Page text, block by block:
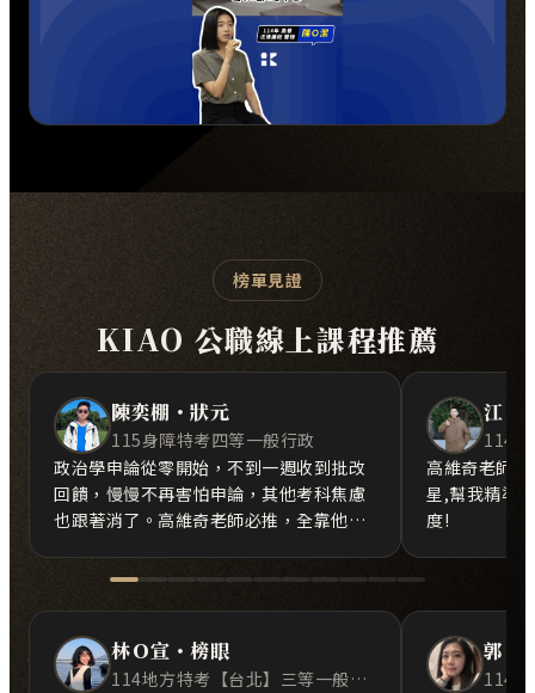
榜單見證
KIAO 公職線上課程推薦
陳奕棚・狀元
115身障特考四等一般行政
政治學申論從零開始，不到一週收到批改
回饋，慢慢不再害怕申論，其他考科焦慮
也跟著消了。高維奇老師必推，全靠他才
江Ｏ
高維奇老師
星,幫我精準
度!
林Ｏ宣・榜眼
114地方特考【台北】三等一般民政
郭Ｏ